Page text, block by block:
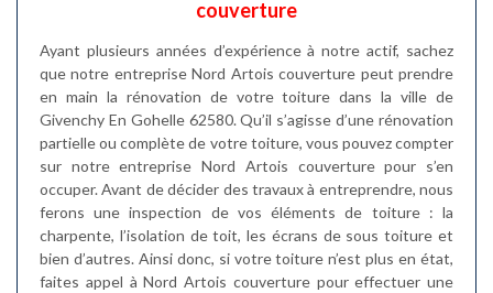
couverture
Ayant plusieurs années d’expérience à notre actif, sachez
que notre entreprise Nord Artois couverture peut prendre
en main la rénovation de votre toiture dans la ville de
Givenchy En Gohelle 62580. Qu’il s’agisse d’une rénovation
partielle ou complète de votre toiture, vous pouvez compter
sur notre entreprise Nord Artois couverture pour s’en
occuper. Avant de décider des travaux à entreprendre, nous
ferons une inspection de vos éléments de toiture : la
charpente, l’isolation de toit, les écrans de sous toiture et
bien d’autres. Ainsi donc, si votre toiture n’est plus en état,
faites appel à Nord Artois couverture pour effectuer une